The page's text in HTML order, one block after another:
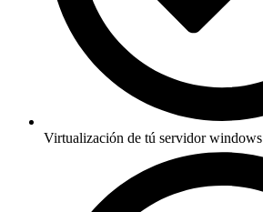
Virtualización de tú servidor windows